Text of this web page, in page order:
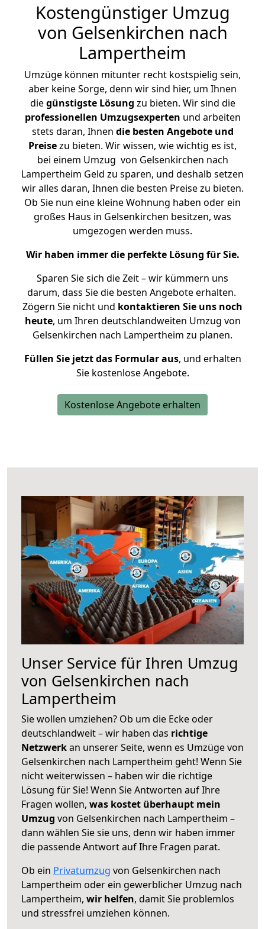
Kostengünstiger Umzug
von Gelsenkirchen nach
Lampertheim
Umzüge können mitunter recht kostspielig sein,
aber keine Sorge, denn wir sind hier, um Ihnen
diegünstigste Lösung zu bieten. Wir sind die
professionellen Umzugsexperten und arbeiten
stets daran, Ihnen die besten Angebote und
Preisezu bieten. Wir wissen, wie wichtig es ist,
bei einem Umzug von Gelsenkirchen nach
Lampertheim Geld zu sparen, und deshalb setzen
wir alles daran, Ihnen die besten Preise zu bieten.
Ob Sie nun eine kleine Wohnung haben oder ein
großes Haus in Gelsenkirchen besitzen, was
umgezogen werden muss.
Wir haben immer die perfekte Lösung für Sie.
Sparen Sie sich die Zeit – wir kümmern uns
darum, dass Sie die besten Angebote erhalten.
Zögern Sie nicht und kontaktieren Sie uns noch
heute, um Ihren deutschlandweiten Umzug von
Gelsenkirchen nach Lampertheim zu planen.
Füllen Sie jetzt das Formular aus, und erhalten
Sie kostenlose Angebote.
Kostenlose Angebote erhalten
Unser Service für Ihren Umzug
von Gelsenkirchen nach
Lampertheim
Sie wollen umziehen? Ob um die Ecke oder
deutschlandweit – wir haben das richtige
Netzwerkan unserer Seite, wenn es Umzüge von
Gelsenkirchen nach Lampertheim geht! Wenn Sie
nicht weiterwissen – haben wir die richtige
Lösung für Sie! Wenn Sie Antworten auf Ihre
Fragen wollen, was kostet überhaupt mein
Umzug von Gelsenkirchen nach Lampertheim –
dann wählen Sie sie uns, denn wir haben immer
die passende Antwort auf Ihre Fragen parat.
Ob ein Privatumzug von Gelsenkirchen nach
Lampertheim oder ein gewerblicher Umzug nach
Lampertheim, wir helfen, damit Sie problemlos
und stressfrei umziehen können.